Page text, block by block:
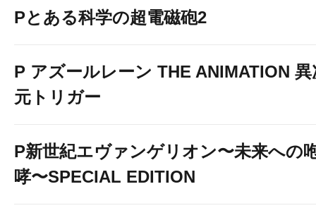
okyo/espace-aka-
上野本館
上野新館 https://www.p-
o/espace-akb.htm
新小岩北口駅前店
Pとある科学の超電磁砲2
P アズールレーン THE ANIMATION 異
元トリガー
P新世紀エヴァンゲリオン〜未来への
哮〜SPECIAL EDITION